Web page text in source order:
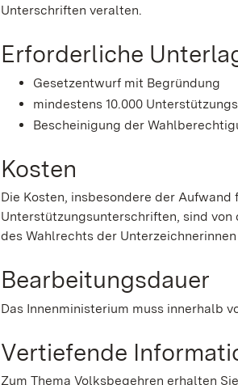
Unterschriften veralten.
Erforderliche
Gesetzentwurf mit Begründung
mindestens 10.000
Bescheinigung der
Kosten
Die Kosten, insbesondere der
Unterstützungsunterschriften, sind
des Wahlrechts der
Bearbeitungsdauer
Das Innenministerium muss innerhalb
Vertiefende
Zum Thema Volksbegehren erhalten